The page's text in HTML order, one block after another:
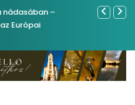
nádasában –
Európai
Ferenc